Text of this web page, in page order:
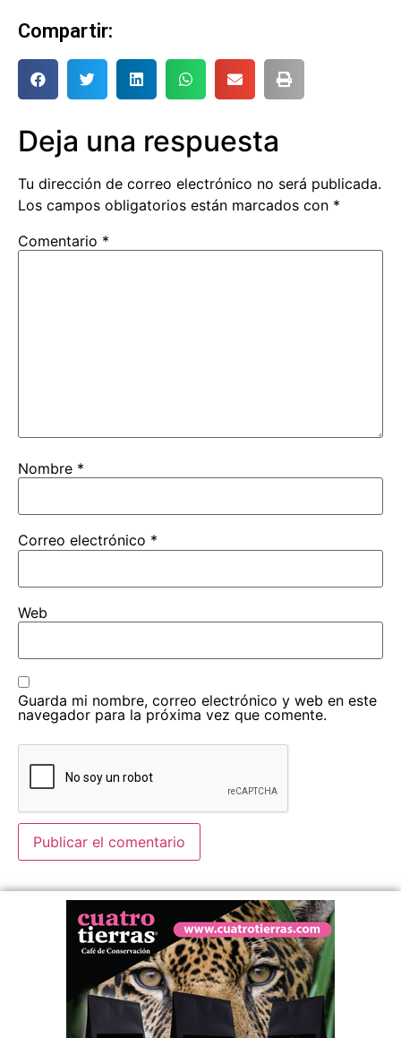
Compartir:
Deja una respuesta
Tu dirección de correo electrónico no será publicada.
Los campos obligatorios están marcados con *
Comentario *
Nombre *
Correo electrónico *
Web
Guarda mi nombre, correo electrónico y web en este
navegador para la próxima vez que comente.